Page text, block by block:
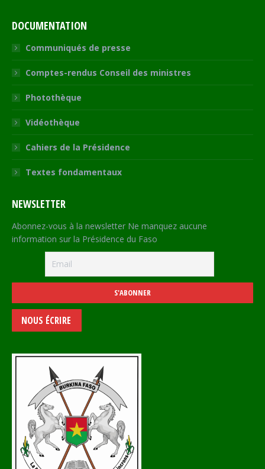
DOCUMENTATION
Communiqués de presse
Comptes-rendus Conseil des ministres
Photothèque
Vidéothèque
Cahiers de la Présidence
Textes fondamentaux
NEWSLETTER
Abonnez-vous à la newsletter Ne manquez aucune
information sur la Présidence du Faso
NOUS ÉCRIRE